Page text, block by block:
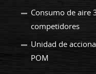
Consumo de aire
competidores
Unidad de
POM